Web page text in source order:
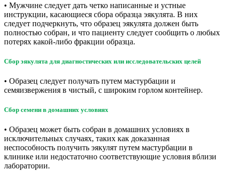
• Мужчине следует дать четко написанные и устные
инструкции, касающиеся сбора образца эякулята. В них
следует подчеркнуть, что образец эякулята должен быть
полностью собран, и что пациенту следует сообщить о любых
потерях какой-либо фракции образца.
Сбор эякулята для диагностических или исследовательских целей
• Образец следует получать путем мастурбации и
семяизвержения в чистый, с широким горлом контейнер.
Сбор семени в домашних условиях
• Образец может быть собран в домашних условиях в
исключительных случаях, таких как доказанная
неспособность получить эякулят путем мастурбации в
клинике или недостаточно соответствующие условия вблизи
лаборатории.